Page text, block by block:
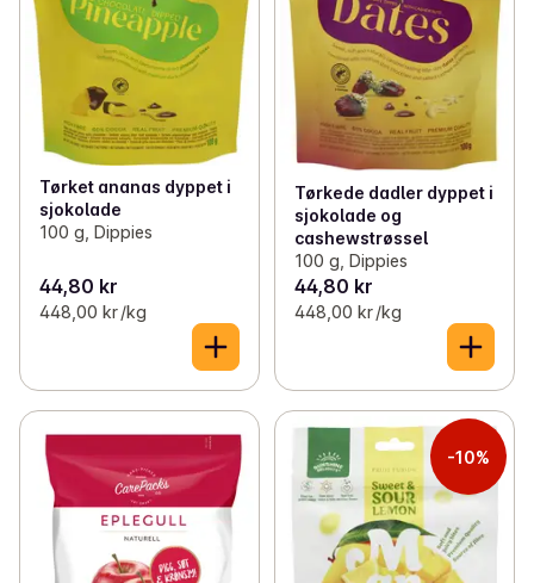
Tørket ananas dyppet i
sjokolade
100 g, Dippies
44,80 kr
448,00 kr /kg
Tørkede dadler dyppet i
sjokolade og
cashewstrøssel
100 g, Dippies
44,80 kr
448,00 kr /kg
-10%